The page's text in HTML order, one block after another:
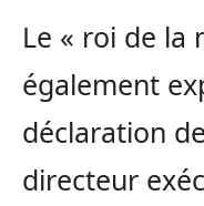
Le « roi de la
également
déclaration
directeur